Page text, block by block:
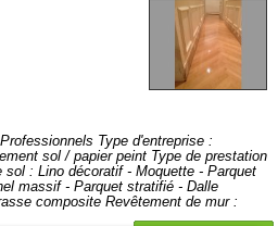
Type d'entreprise :
sol / papier peint Type de prestation
: Lino décoratif - Moquette - Parquet
massif - Parquet stratifié - Dalle
composite Revêtement de mur :